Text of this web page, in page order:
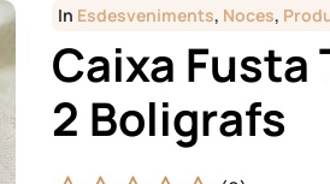
In Esdesveniments, Noces,
Caixa Fusta
2 Boligrafs